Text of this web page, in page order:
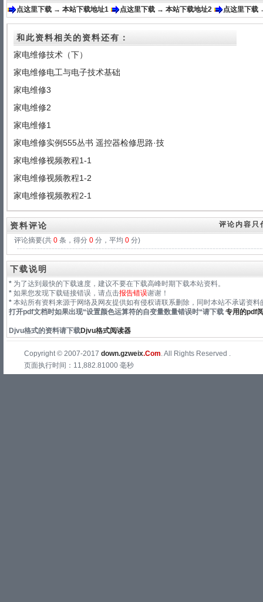
点这里下载 → 本站下载地址1 点这里下载 → 本站下载地址2 点这里下载
和此资料相关的资料还有：
家电维修技术（下）
家电维修电工与电子技术基础
家电维修3
家电维修2
家电维修1
家电维修实例555丛书 遥控器检修思路·技
家电维修视频教程1-1
家电维修视频教程1-2
家电维修视频教程2-1
资料评论
评论内容只
评论摘要(共 0 条，得分 0 分，平均 0 分)
下载说明
* 为了达到最快的下载速度，建议不要在下载高峰时期下载本站资料。
* 如果您发现下载链接错误，请点击报告错误谢谢！
* 本站所有资料来源于网络及网友提供如有侵权请联系删除，同时本站不承诺资料
打开pdf文档时如果出现“设置颜色运算符的自变量数量错误时“请下载 专用的pdf
Djvu格式的资料请下载Djvu格式阅读器
Copyright © 2007-2017 down.gzweix.Com. All Rights Reserved .
页面执行时间：11,882.81000 毫秒